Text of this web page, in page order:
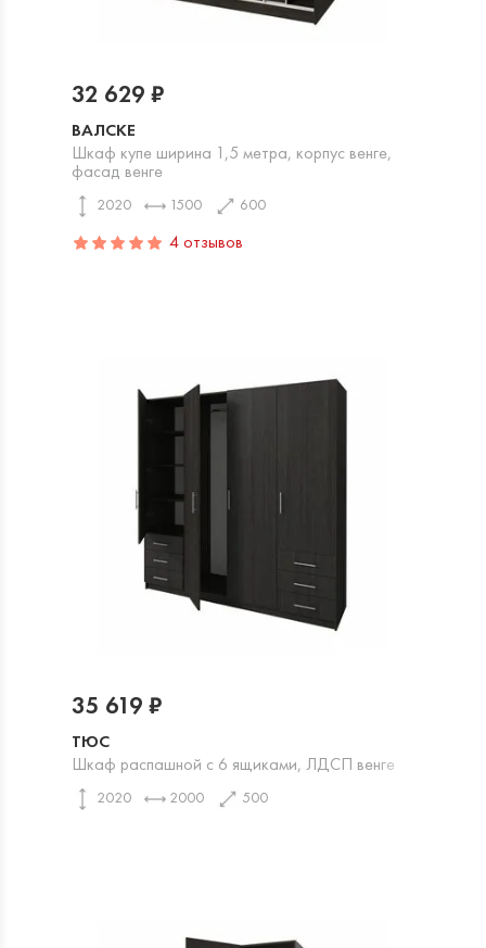
ВАЛСКЕ
Шкаф купе ширина 1,5 метра, корпус венге,
фасад венге
2020 1500 600
32 629 ₽
4 отзывов
ТЮС
Шкаф распашной с 6 ящиками, ЛДСП венге
2020 2000 500
35 619 ₽